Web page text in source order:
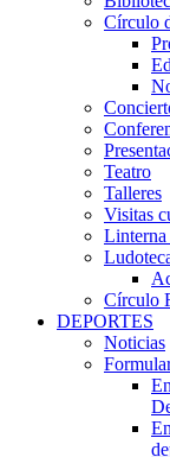
Círculo
Teatro
Talleres
Visitas
Linterna
Círculo
DEPORTES
Noticias